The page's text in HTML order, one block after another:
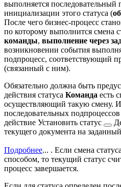
выполняется последовательный
инициализации этого статуса (
После чего бизнес-процесс
по которому выполнится смена
команды, выполнение через
возникновении события
подпроцесс, соответствующий
(связанный с ним).
Обязательно должна быть
действия статуса Команда есть
осуществляющий такую смену.
последовательных
действие Установить статус
текущего документа на
Подробнее... . Если смена
способом, то текущий статус
процесс завершается.